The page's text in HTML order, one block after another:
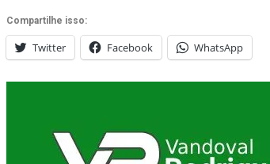
Compartilhe isso:
Twitter Facebook WhatsApp